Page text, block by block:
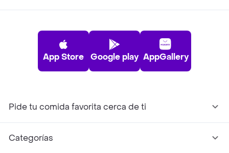
App Store Google play AppGallery
Pide tu comida favorita cerca de ti
Categorías